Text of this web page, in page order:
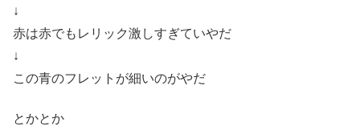
↓
赤は赤でもレリック激しすぎていやだ
↓
この青のフレットが細いのがやだ
とかとか